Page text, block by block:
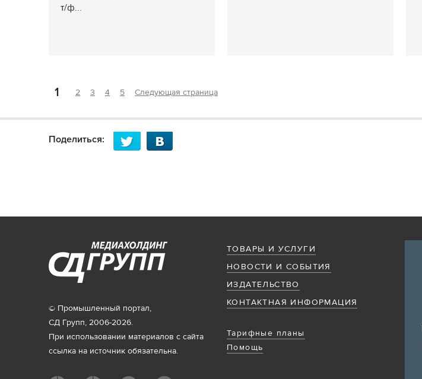
т/ф...
1 2 3 4 5 Следующая страница
Поделиться:
ТОВАРЫ И УСЛУГИ
НОВОСТИ И СОБЫТИЯ
ИЗДАТЕЛЬСТВО
КОНТАКТНАЯ ИНФОРМАЦИЯ
Тарифные планы
Помощь
© Промышленный портал,
СД Групп, 2006-2026.
При использовании материалов с сайта
ссылка на источник обязательна.